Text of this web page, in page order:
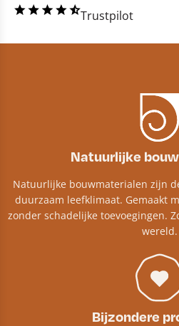
Trustpilot
Natuurlijke
Natuurlijke bouwmaterialen zijn
duurzaam leefklimaat. Gemaakt
zonder schadelijke toevoegingen.
wereld.
Bijzondere